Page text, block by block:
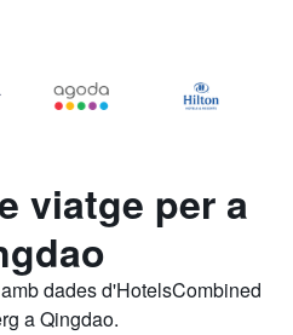
viatge per a
dades d'HotelsCombined
a Qingdao.